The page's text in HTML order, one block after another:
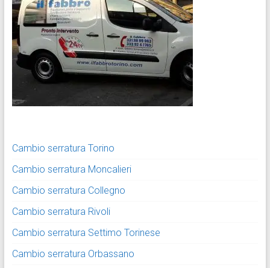
Cambio serratura Torino
Cambio serratura Moncalieri
Cambio serratura Collegno
Cambio serratura Rivoli
Cambio serratura Settimo Torinese
Cambio serratura Orbassano